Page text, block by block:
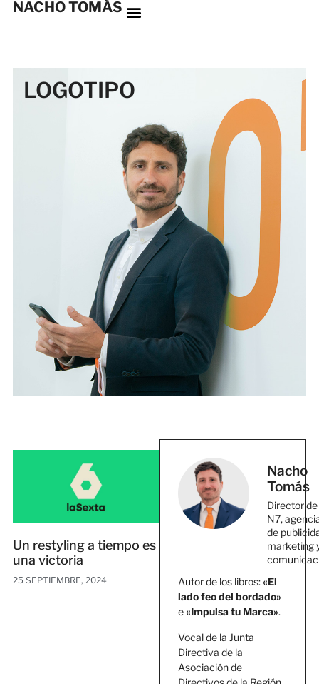
NACHO TOMÁS
LOGOTIPO
Un restyling a tiempo es
una victoria
25 SEPTIEMBRE, 2024
Nacho
Tomás
Director de
N7,
de
marketing
Autor de los libros:«El
lado feo del bordado»
e«Impulsa tu Marca».
Vocal de la Junta
Directiva de la
Asociación de